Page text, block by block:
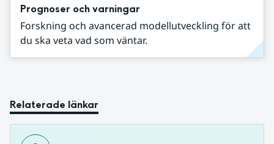
Prognoser och varningar
Forskning och avancerad modellutveckling för att
du ska veta vad som väntar.
Relaterade länkar